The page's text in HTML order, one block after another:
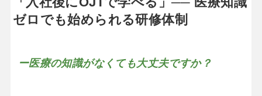
ゼロでも始められる研修体制
ー医療の知識がなくても大丈夫ですか？